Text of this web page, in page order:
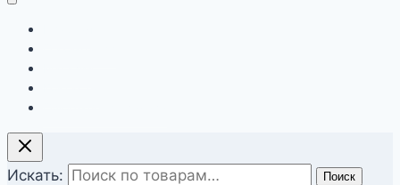
Искать: Поиск